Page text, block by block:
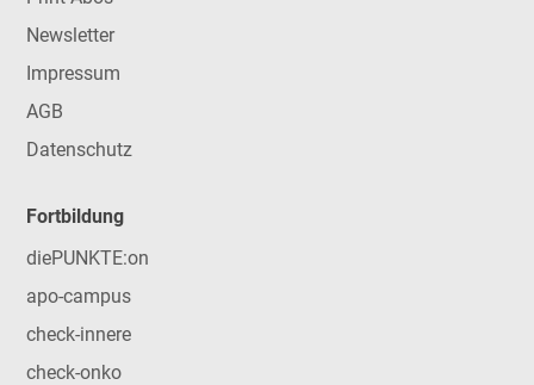
Newsletter
Impressum
AGB
Datenschutz
Fortbildung
diePUNKTE:on
apo-campus
check-innere
check-onko